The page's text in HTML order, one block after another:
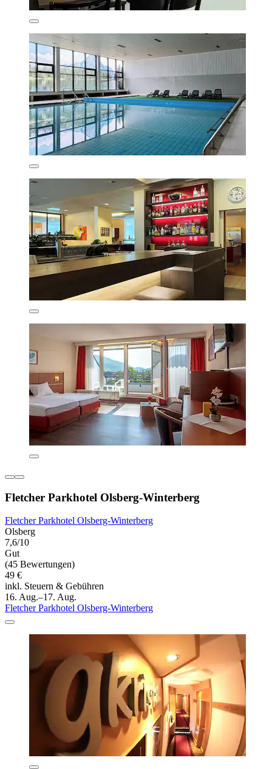
Fletcher Parkhotel Olsberg-Winterberg
Fletcher Parkhotel Olsberg-Winterberg
Olsberg
7,6/10
Gut
(45 Bewertungen)
49 €
inkl. Steuern & Gebühren
16. Aug.–17. Aug.
Fletcher Parkhotel Olsberg-Winterberg